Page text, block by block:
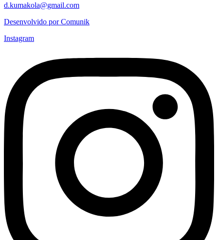
d.kumakola@gmail.com
Desenvolvido por Comunik
Instagram